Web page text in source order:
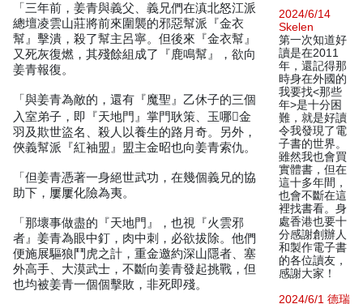
「三年前，姜青與義父、義兄們在滇北怒江派
總壇凌雲山莊將前來圍襲的邪惡幫派『金衣
幫』擊潰，殺了幫主呂寧。但後來『金衣幫』
又死灰復燃，其殘餘組成了『鹿鳴幫』，欲向
姜青報復。
「與姜青為敵的，還有『魔聖』乙休子的三個
入室弟子，即『天地門』掌門耿策、玉哪金
羽及欺世盜名、殺人以養生的路月奇。另外，
俠義幫派『紅袖盟』盟主金昭也向姜青索仇。
「但姜青憑著一身絕世武功，在幾個義兄的協
助下，屢屢化險為夷。
「那壞事做盡的『天地門』，也視『火雲邪
者』姜青為眼中釘，肉中刺，必欲拔除。他們
便施展驅狼鬥虎之計，重金邀約深山隱者、塞
外高手、大漠武士，不斷向姜青發起挑戰，但
也均被姜青一個個擊敗，非死即殘。
2024/6/14
Skelen
第一次知道好
讀是在2011
年，還記得那
時身在外國的
我要找<那些
年>是十分困
難，就是好讀
令我發現了電
子書的世界。
雖然我也會買
實體書，但在
這十多年間，
也會不斷在這
裡找書看。身
處香港也要十
分感謝創辦人
和製作電子書
的各位讀友，
感謝大家！
2024/6/1 德瑞